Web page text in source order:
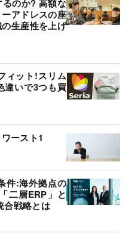
のか? 高額な
アドレスの座
生産性を上げ
ィット!スリム
違いで3つも買
ースト1
件:海外拠点の
二層ERP」と
合戦略とは